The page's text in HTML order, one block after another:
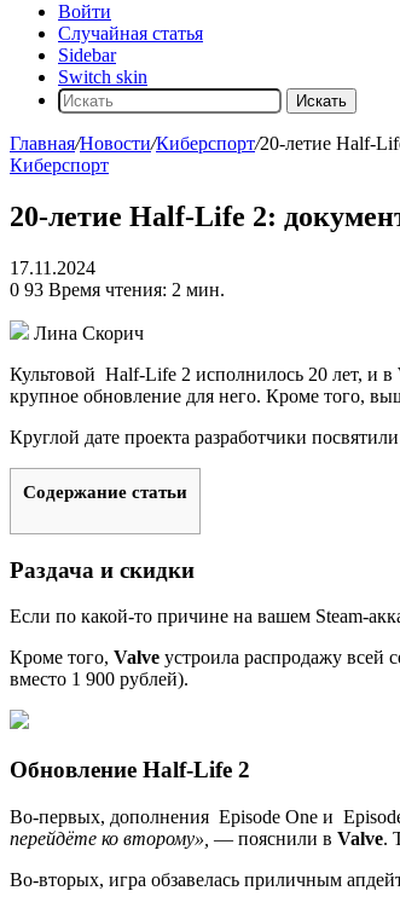
Войти
Случайная статья
Sidebar
Switch skin
Искать
Главная/Новости/Киберспорт/20-летие Half-
Киберспорт
20-летие Half-Life 2:
17.11.2024
0 93 Время чтения: 2 мин.
Лина Скорич
Культовой Half-Life 2 исполнилось 20 лет, и в
крупное обновление для него. Кроме того,
Круглой дате проекта разработчики
Содержание статьи
Раздача и скидки
Если по какой-то причине на вашем Steam-
Кроме того, Valve устроила распродажу всей
вместо 1 900 рублей).
Обновление Half-Life 2
Во-первых, дополнения Episode One и
перейдёте ко второму», — пояснили в Valve.
Во-вторых, игра обзавелась приличным